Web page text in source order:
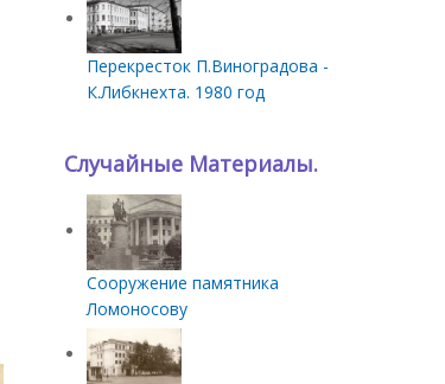
Перекресток П.Виноградова -
К.Либкнехта. 1980 год
Случайные Материалы.
Сооружение памятника
Ломоносову